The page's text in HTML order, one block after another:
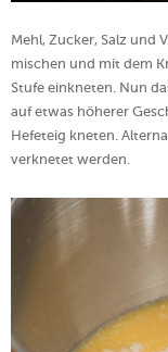
Mehl, Zucker, Salz und
mischen und mit dem
Stufe einkneten. Nun
auf etwas höherer
Hefeteig kneten.
verknetet werden.